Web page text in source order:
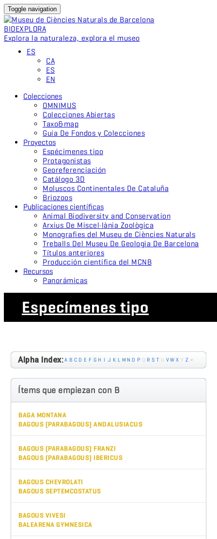
Toggle navigation
BIOEXPLORA
Explora la naturaleza, explora el museo
ES
CA
ES
EN
Colecciones
OMNIMUS
Colecciones Abiertas
Taxo&map
Guía De Fondos y Colecciones
Proyectos
Espécimenes tipo
Protagonistas
Georeferenciación
Catálogo 3D
Moluscos Continentales De Cataluña
Briozoos
Publicaciones científicas
Animal Biodiversity and Conservation
Arxius De Miscel·lània Zoològica
Monografies del Museu de Ciències Naturals
Treballs Del Museu De Geologia De Barcelona
Títulos anteriores
Producción científica del MCNB
Recursos
Panorámicas
Especímenes tipo
Alpha Index:A B C D E F G H I J K L M N O P Q R S T U VW X Y Z #
Ítems que empiezan con B
BAGA MONTANA
BAGOUS (PARABAGOUS) ANDALUSIACUS
BAGOUS (PARABAGOUS) FRANZI
BAGOUS (PARABAGOUS) IBERICUS
BAGOUS CHEVROLATI
BAGOUS SEPTEMCOSTATUS
BAGOUS VIVESI
BALEARENA GYMNESICA